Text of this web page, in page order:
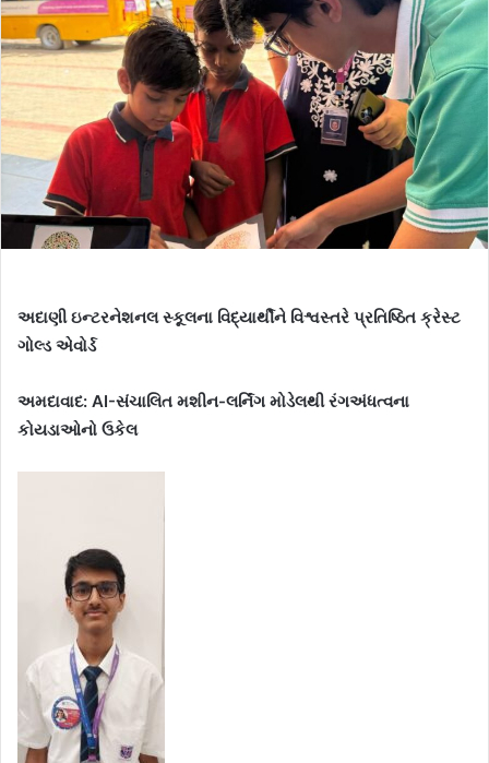
a
n
e
m
a
અદાણી ઇન્ટરનેશનલ સ્કૂલના વિદ્યાર્થીને વિશ્વસ્તરે પ્રતિષ્ઠિત ક્રેસ્ટ
ગોલ્ડ એવોર્ડ
અમદાવાદ: AI-સંચાલિત મશીન-લર્નિંગ મોડેલથી રંગઅંધત્વના
કોયડાઓનો ઉકેલ